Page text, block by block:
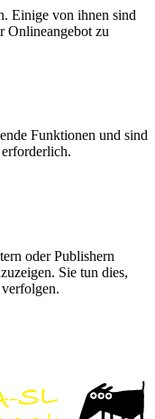
Einige von ihnen sind
Onlineangebot zu
Funktionen und sind
oder Publishern
Sie tun dies,